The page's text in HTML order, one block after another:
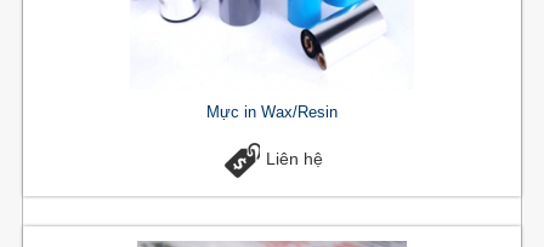
Mực in Wax/Resin
Liên hệ